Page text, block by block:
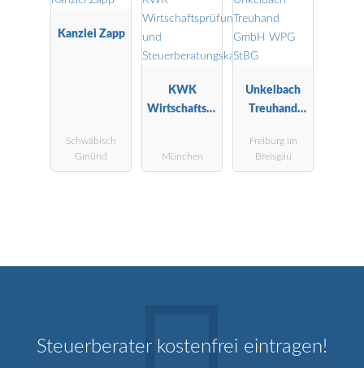
Kanzlei Zapp
Schwäbisch
Gmünd
KWK
Wirtschaftspr
München
Unkelbach
Treuhand
StBG
Freiburg im
Breisgau
Steuerberater kostenfrei eintragen!